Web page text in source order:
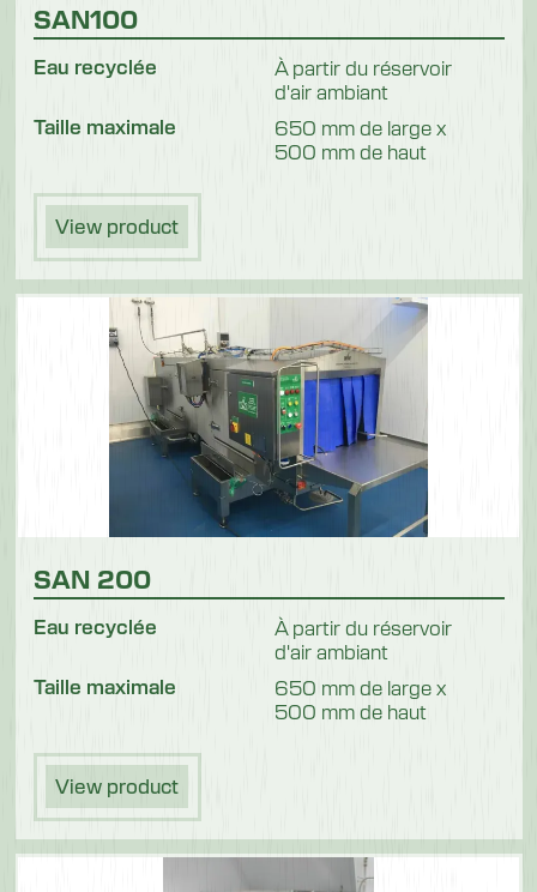
SAN100
Eau recyclée
À partir du réservoir
d'air ambiant
Taille maximale
650 mm de large x
500 mm de haut
View product
SAN 200
Eau recyclée
À partir du réservoir
d'air ambiant
Taille maximale
650 mm de large x
500 mm de haut
View product